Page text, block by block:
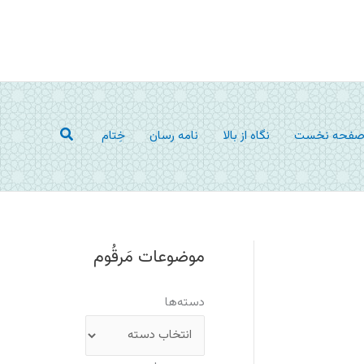
نخست نگاه از بالا نامه رسان خِتام جستجو
موضوعات مَرقُوم
دسته‌ها